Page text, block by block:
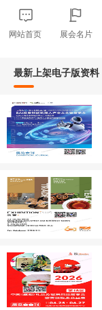
网站首页 展会名片
最新上架电子版资料